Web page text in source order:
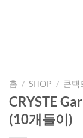
홈 / SHOP / 콘택
CRYSTE
(10개들이)